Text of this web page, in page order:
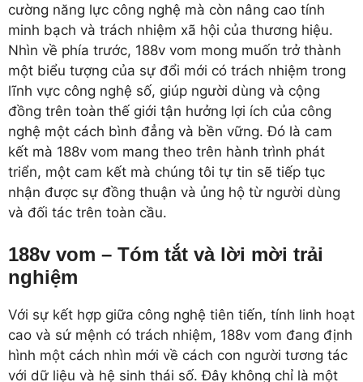
cường năng lực công nghệ mà còn nâng cao tính
minh bạch và trách nhiệm xã hội của thương hiệu.
Nhìn về phía trước, 188v vom mong muốn trở thành
một biểu tượng của sự đổi mới có trách nhiệm trong
lĩnh vực công nghệ số, giúp người dùng và cộng
đồng trên toàn thế giới tận hưởng lợi ích của công
nghệ một cách bình đẳng và bền vững. Đó là cam
kết mà 188v vom mang theo trên hành trình phát
triển, một cam kết mà chúng tôi tự tin sẽ tiếp tục
nhận được sự đồng thuận và ủng hộ từ người dùng
và đối tác trên toàn cầu.
188v vom – Tóm tắt và lời mời trải
nghiệm
Với sự kết hợp giữa công nghệ tiên tiến, tính linh hoạt
cao và sứ mệnh có trách nhiệm, 188v vom đang định
hình một cách nhìn mới về cách con người tương tác
với dữ liệu và hệ sinh thái số. Đây không chỉ là một